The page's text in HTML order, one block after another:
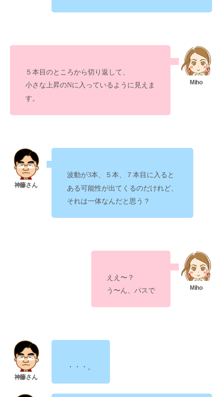
５本目のところから切り返して、
小さな上昇のNに入っている ように見えま
す。
波動が3本、５本、７本目 に入ると
ある可能性が出てくるのだけれど、
それは一体なんだと思う？
ええ〜？
う〜ん、パスで
・・・。